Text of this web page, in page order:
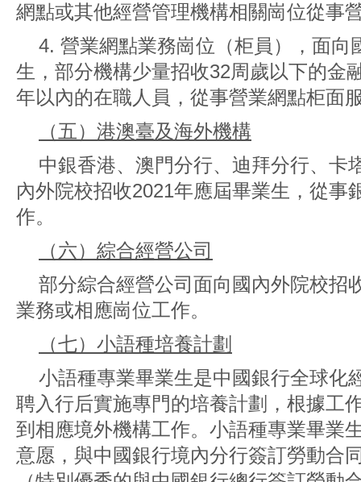
網點或其他經營管理機構相關崗位從事
4. 營業網點業務崗位（柜員），面向
生，部分機構少量招收32周歲以下的金
年以內的在職人員，從事營業網點柜面
（五）港澳臺及海外機構
中銀香港、澳門分行、迪拜分行、卡
內外院校招收2021年應屆畢業生，從事
作。
（六）綜合經營公司
部分綜合經營公司面向國內外院校招
業務或相應崗位工作。
（七）小語種培養計劃
小語種專業畢業生是中國銀行全球化
聘入行后實施專門的培養計劃，根據工
到相應境外機構工作。小語種專業畢業
意愿，與中國銀行境內分行簽訂勞動合